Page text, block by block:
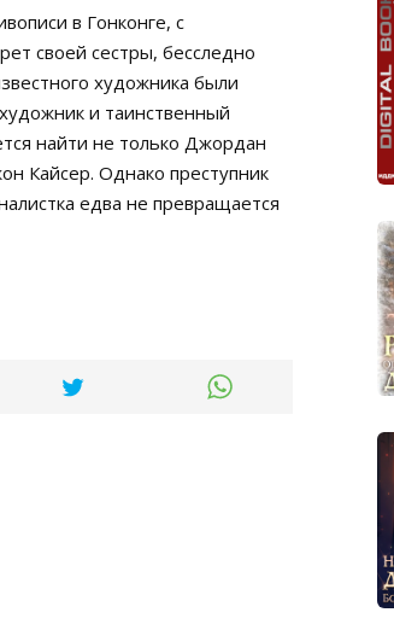
в Гонконге, с
своей сестры, бесследно
художника были
и таинственный
найти не только Джордан
Кайсер. Однако преступник
едва не превращается